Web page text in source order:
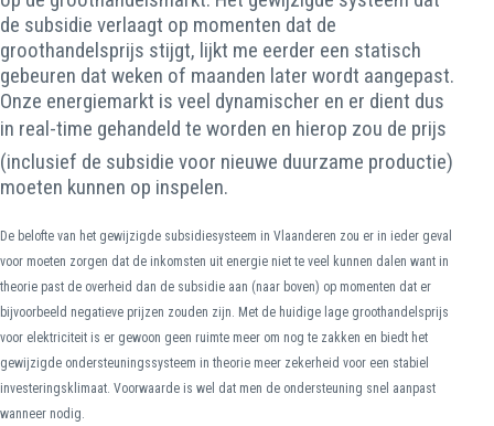
de subsidie verlaagt op momenten dat de
groothandelsprijs stijgt, lijkt me eerder een statisch
gebeuren dat weken of maanden later wordt aangepast.
Onze energiemarkt is veel dynamischer en er dient dus
in real-time gehandeld te worden en hierop zou de prijs
(inclusief de subsidie voor nieuwe duurzame productie)
moeten kunnen op inspelen.
De belofte van het gewijzigde subsidiesysteem in Vlaanderen zou er in ieder geval
voor moeten zorgen dat de inkomsten uit energie niet te veel kunnen dalen want in
theorie past de overheid dan de subsidie aan (naar boven) op momenten dat er
bijvoorbeeld negatieve prijzen zouden zijn. Met de huidige lage groothandelsprijs
voor elektriciteit is er gewoon geen ruimte meer om nog te zakken en biedt het
gewijzigde ondersteuningssysteem in theorie meer zekerheid voor een stabiel
investeringsklimaat. Voorwaarde is wel dat men de ondersteuning snel aanpast
wanneer nodig.